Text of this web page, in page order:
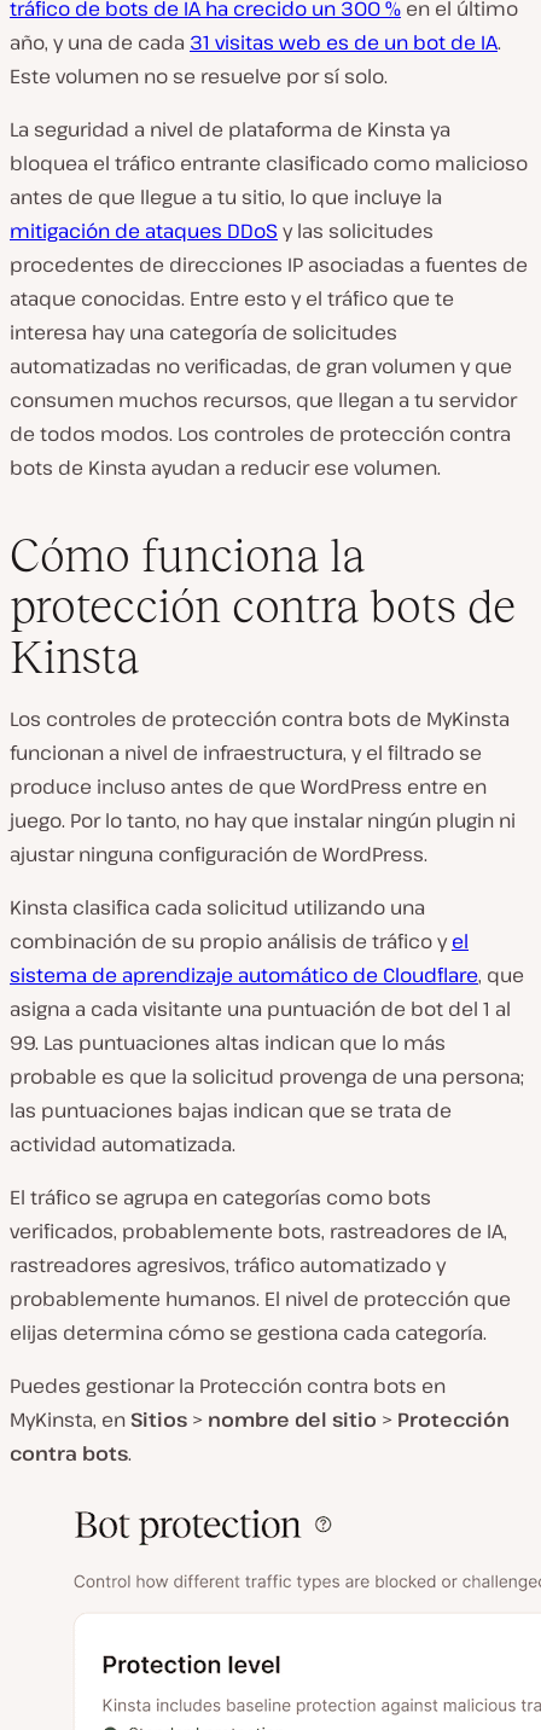
tráfico de bots de IA ha crecido un 300 % en el último
año, y una de cada 31 visitas web es de un bot de IA.
Este volumen no se resuelve por sí solo.
La seguridad a nivel de plataforma de Kinsta ya
bloquea el tráfico entrante clasificado como malicioso
antes de que llegue a tu sitio, lo que incluye la
mitigación de ataques DDoS y las solicitudes
procedentes de direcciones IP asociadas a fuentes de
ataque conocidas. Entre esto y el tráfico que te
interesa hay una categoría de solicitudes
automatizadas no verificadas, de gran volumen y que
consumen muchos recursos, que llegan a tu servidor
de todos modos. Los controles de protección contra
bots de Kinsta ayudan a reducir ese volumen.
Cómo funciona la
protección contra bots de
Kinsta
Los controles de protección contra bots de MyKinsta
funcionan a nivel de infraestructura, y el filtrado se
produce incluso antes de que WordPress entre en
juego. Por lo tanto, no hay que instalar ningún plugin ni
ajustar ninguna configuración de WordPress.
Kinsta clasifica cada solicitud utilizando una
combinación de su propio análisis de tráfico yel
sistema de aprendizaje automático de Cloudflare, que
asigna a cada visitante una puntuación de bot del 1 al
99. Las puntuaciones altas indican que lo más
probable es que la solicitud provenga de una persona;
las puntuaciones bajas indican que se trata de
actividad automatizada.
El tráfico se agrupa en categorías como bots
verificados, probablemente bots, rastreadores de IA,
rastreadores agresivos, tráfico automatizado y
probablemente humanos. El nivel de protección que
elijas determina cómo se gestiona cada categoría.
Puedes gestionar la Protección contra bots en
MyKinsta, en Sitios > nombre del sitio > Protección
contra bots.